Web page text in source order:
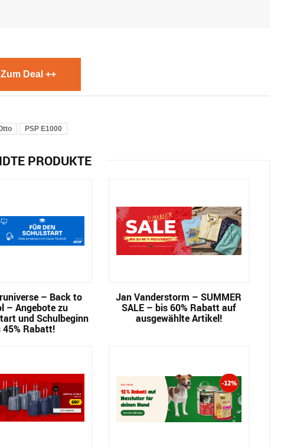
Deal ++
PSP E1000
PRODUKTE
– Back to
– Angebote zu
und Schulbeginn
45% Rabatt!
Jan Vanderstorm – SUMMER
SALE – bis 60% Rabatt auf
ausgewählte Artikel!